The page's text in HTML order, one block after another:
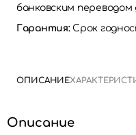
банковским переводом
Гарантия:Срок
ОПИСАНИЕ
Описание